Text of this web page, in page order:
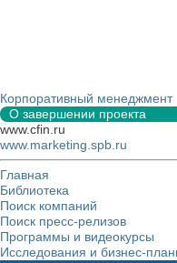
Корпоративный менеджмент
О завершении проекта
www.cfin.ru
www.marketing.spb.ru
Главная
Библиотека
Поиск компаний
Поиск пресс-релизов
Программы и видеокурсы
Исследования и бизнес-